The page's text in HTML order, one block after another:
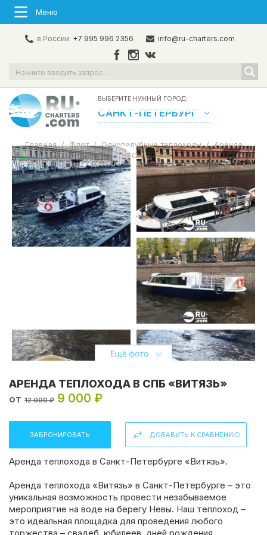
Меню
в России: +7 995 996 2356 info@ru-charters.com
ВЫБЕРИТЕ НУЖНЫЙ ГОРОД:
САНКТ-ПЕТЕРБУРГ
Главная / Флот / Однопалубные теплоходы / Аренда
теплохода в СПб «Витязь»
АРЕНДА ТЕПЛОХОДА В СПБ «ВИТЯЗЬ»
от 12 000 ₽ 9 000 ₽
ЗАБРОНИРОВАТЬ ДОБАВИТЬ К СРАВНЕНИЮ
Аренда теплохода в Санкт-Петербурге «Витязь».
Аренда теплохода «Витязь» в Санкт-Петербурге – это
уникальная возможность провести незабываемое
мероприятие на воде на берегу Невы. Наш теплоход –
это идеальная площадка для проведения любого